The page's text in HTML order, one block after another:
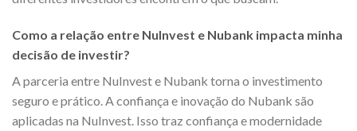
Como a relação entre NuInvest e Nubank impacta minha
decisão de investir?
A parceria entre NuInvest e Nubank torna o investimento
seguro e prático. A confiança e inovação do Nubank são
aplicadas na NuInvest. Isso traz confiança e modernidade